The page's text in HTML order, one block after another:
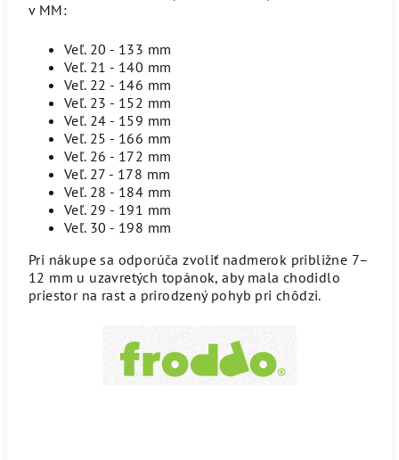
v MM:
Veľ. 20 - 133 mm
Veľ. 21 - 140 mm
Veľ. 22 - 146 mm
Veľ. 23 - 152 mm
Veľ. 24 - 159 mm
Veľ. 25 - 166 mm
Veľ. 26 - 172 mm
Veľ. 27 - 178 mm
Veľ. 28 - 184 mm
Veľ. 29 - 191 mm
Veľ. 30 - 198 mm
Pri nákupe sa odporúča zvoliť nadmerok približne 7–
12 mm u uzavretých topánok, aby mala chodidlo
priestor na rast a prirodzený pohyb pri chôdzi.